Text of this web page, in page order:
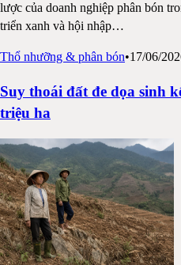
lược của doanh nghiệp phân bón
triển xanh và hội nhập…
Thổ nhưỡng & phân bón•17/06/
Suy thoái đất đe dọa sinh
triệu ha